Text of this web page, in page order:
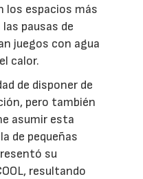
los espacios más
pausas de
juegos con agua
calor.
de disponer de
pero también
asumir esta
de pequeñas
su
resultando